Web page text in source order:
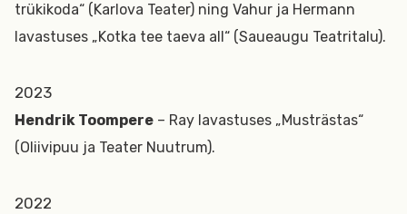
trükikoda“ (Karlova Teater) ning Vahur ja Hermann
lavastuses „Kotka tee taeva all“ (Saueaugu Teatritalu).
2023
Hendrik Toompere – Ray lavastuses „Musträstas“
(Oliivipuu ja Teater Nuutrum).
2022